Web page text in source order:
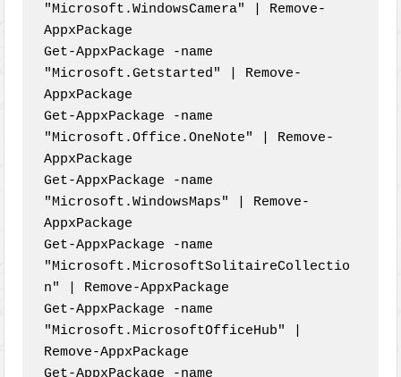
"Microsoft.WindowsCamera" | Remove-
AppxPackage
Get-AppxPackage -name
"Microsoft.Getstarted" | Remove-
AppxPackage
Get-AppxPackage -name
"Microsoft.Office.OneNote" | Remove-
AppxPackage
Get-AppxPackage -name
"Microsoft.WindowsMaps" | Remove-
AppxPackage
Get-AppxPackage -name
"Microsoft.MicrosoftSolitaireCollectio
n" | Remove-AppxPackage
Get-AppxPackage -name
"Microsoft.MicrosoftOfficeHub" |
Remove-AppxPackage
Get-AppxPackage -name